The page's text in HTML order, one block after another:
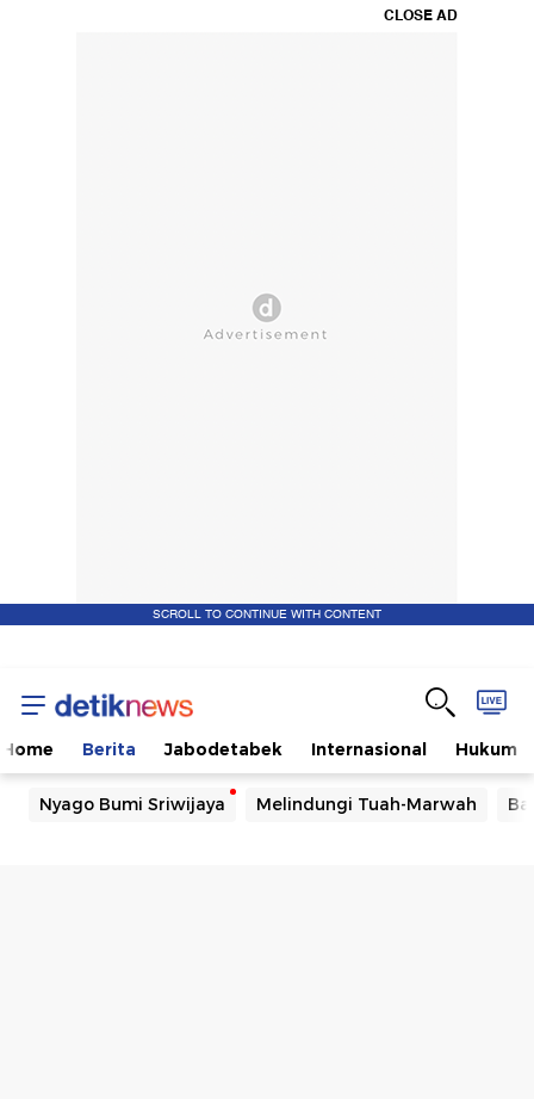
CLOSE AD
SCROLL TO CONTINUE WITH CONTENT
Home Berita Jabodetabek Internasional Hukum
Nyago Bumi Sriwijaya Melindungi Tuah-Marwah